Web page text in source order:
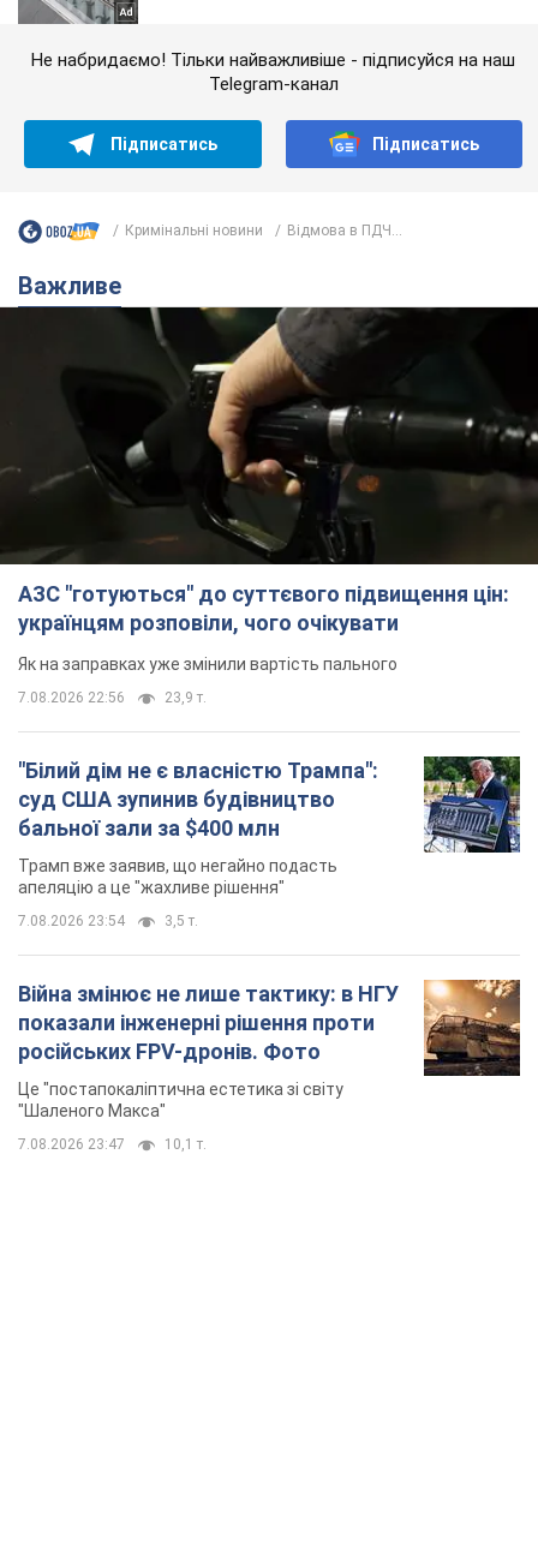
Не набридаємо! Тільки найважливіше - підписуйся на наш
Telegram-канал
Підписатись Підписатись
Кримінальні новини Відмова в ПДЧ...
Важливе
АЗС "готуються" до суттєвого підвищення цін:
українцям розповіли, чого очікувати
Як на заправках уже змінили вартість пального
7.08.2026 22:56 23,9 т.
"Білий дім не є власністю Трампа":
суд США зупинив будівництво
бальної зали за $400 млн
Трамп вже заявив, що негайно подасть
апеляцію а це "жахливе рішення"
7.08.2026 23:54 3,5 т.
Війна змінює не лише тактику: в НГУ
показали інженерні рішення проти
російських FPV-дронів. Фото
Це "постапокаліптична естетика зі світу
"Шаленого Макса"
7.08.2026 23:47 10,1 т.